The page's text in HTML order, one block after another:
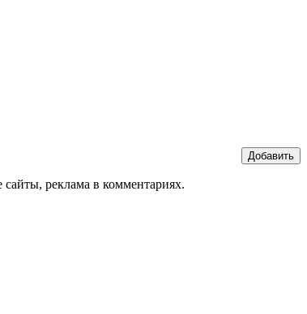
Добавить
реклама в комментариях.